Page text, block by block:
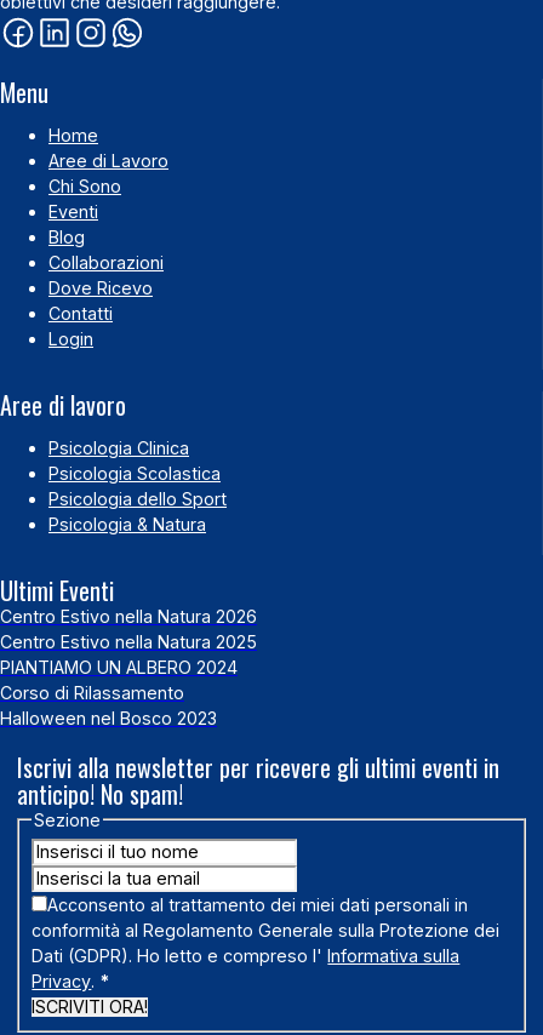
Menu
Home
Aree di Lavoro
Chi Sono
Eventi
Blog
Collaborazioni
Dove Ricevo
Contatti
Login
Aree di lavoro
Psicologia Clinica
Psicologia Scolastica
Psicologia dello Sport
Psicologia & Natura
Ultimi Eventi
Centro Estivo nella Natura 2026
Centro Estivo nella Natura 2025
PIANTIAMO UN ALBERO 2024
Corso di Rilassamento
Halloween nel Bosco 2023
Iscrivi alla newsletter per ricevere gli ultimi eventi in
anticipo! No spam!
Sezione
Acconsento al trattamento dei miei dati personali in
conformità al Regolamento Generale sulla Protezione dei
Dati (GDPR). Ho letto e compreso l'Informativa sulla
Privacy. *
ISCRIVITI ORA!